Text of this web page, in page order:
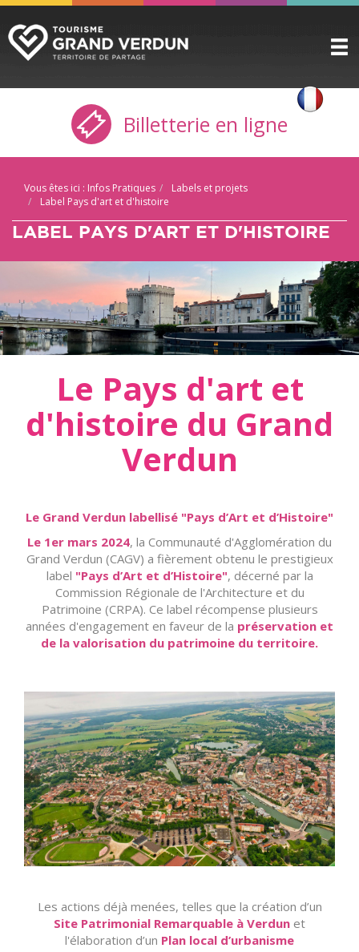
DÉCOUVRIR
A VOIR / A FAIRE
INFOS PRATIQUES
SERVICE GROUPES
ESPACE PRO
CITADELLE
BILLETTERIE
Billetterie en ligne
Vous êtes ici : Infos Pratiques
Labels et projets
Label Pays d'art et d'histoire
LABEL PAYS D'ART ET D'HISTOIRE
Le Pays d'art et
d'histoire du Grand
Verdun
Le Grand Verdun labellisé "Pays d’Art et d’Histoire"
Le 1er mars 2024, la Communauté d'Agglomération du
Grand Verdun (CAGV) a fièrement obtenu le prestigieux
label "Pays d’Art et d’Histoire", décerné par la
Commission Régionale de l'Architecture et du
Patrimoine (CRPA). Ce label récompense plusieurs
années d'engagement en faveur de la préservation et
de la valorisation du patrimoine du territoire.
Les actions déjà menées, telles que la création d’un
Site Patrimonial Remarquable à Verdun et
l'élaboration d’un Plan local d’urbanisme